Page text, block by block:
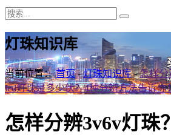
灯珠知识库
当前位置：首页-灯珠知识库-怎样分
led灯珠是多少伏？4种分辨方法告诉你
怎样分辨3v6v灯珠